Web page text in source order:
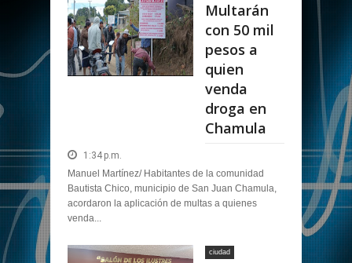
Multarán
con 50 mil
pesos a
quien
venda
droga en
Chamula
1:34 p.m.
Manuel Martínez/ Habitantes de la comunidad
Bautista Chico, municipio de San Juan Chamula,
acordaron la aplicación de multas a quienes
venda...
ciudad